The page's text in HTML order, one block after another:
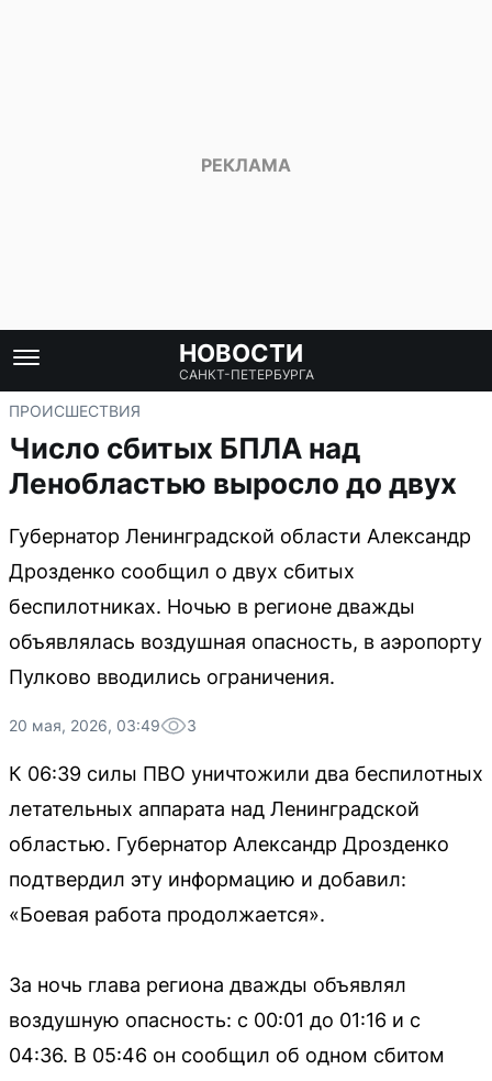
НОВОСТИ
САНКТ-ПЕТЕРБУРГА
ПРОИСШЕСТВИЯ
Число сбитых БПЛА над
Ленобластью выросло до двух
Губернатор Ленинградской области Александр
Дрозденко сообщил о двух сбитых
беспилотниках. Ночью в регионе дважды
объявлялась воздушная опасность, в аэропорту
Пулково вводились ограничения.
20 мая, 2026, 03:49 3
К 06:39 силы ПВО уничтожили два беспилотных
летательных аппарата над Ленинградской
областью. Губернатор Александр Дрозденко
подтвердил эту информацию и добавил:
«Боевая работа продолжается».
За ночь глава региона дважды объявлял
воздушную опасность: с 00:01 до 01:16 и с
04:36. В 05:46 он сообщил об одном сбитом